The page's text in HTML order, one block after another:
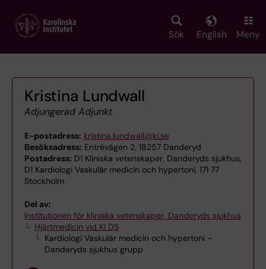
main
Sök English Meny
Kristina Lundwall
Adjungerad Adjunkt
E-postadress: kristina.lundwall@ki.se
Besöksadress: Entrévägen 2, 18257 Danderyd
Postadress: D1 Kliniska vetenskaper, Danderyds sjukhus,
D1 Kardiologi Vaskulär medicin och hypertoni, 171 77
Stockholm
Del av:
Institutionen för kliniska vetenskaper, Danderyds sjukhus
Hjärtmedicin vid KI DS
Kardiologi Vaskulär medicin och hypertoni –
Danderyds sjukhus grupp